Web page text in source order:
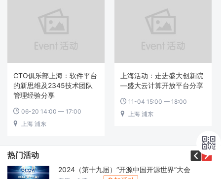
CTO俱乐部上海：软件平台
的新思维及2345技术团队
管理经验分享
 06-20 14:00 — 17:00
 上海 浦东
上海活动：走进盛大创新院
—盛大云计算开放平台分享
 11-04 15:00 — 18:00
 上海 浦东
热门活动 
2024（第十九届）“开源中国开源世界”大会
